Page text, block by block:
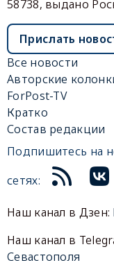
58738, выдано
Прислать
Все новости
Авторские
ForPost-TV
Кратко
Состав редакции
Подпишитесь на
сетях:
Наш канал в Дзен:
Наш канал в
Севастополя